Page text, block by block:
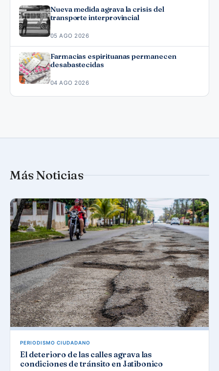
Nueva medida agrava la crisis del
transporte interprovincial
05 AGO 2026
Farmacias espirituanas permanecen
desabastecidas
04 AGO 2026
Más Noticias
PERIODISMO CIUDADANO
El deterioro de las calles agrava las
condiciones de tránsito en Jatibonico